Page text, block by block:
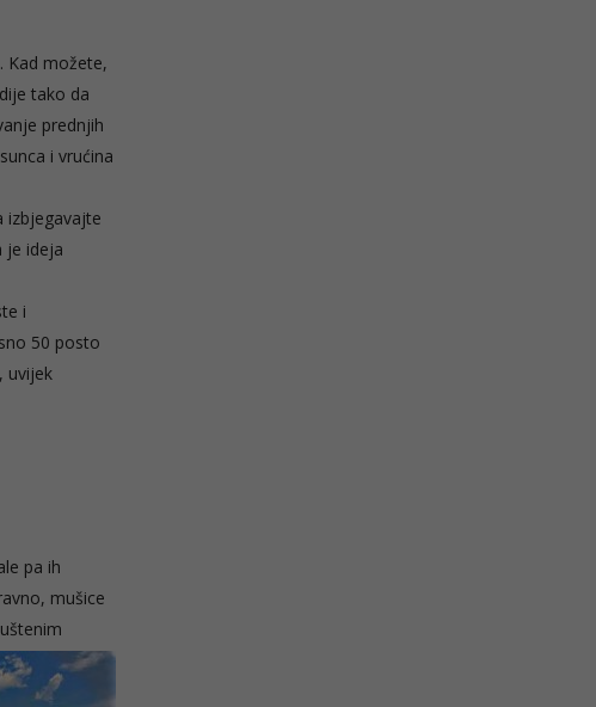
Kad možete,
tako da
prednjih
i vrućina
izbjegavajte
je ideja
i
50 posto
uvijek
pa ih
mušice